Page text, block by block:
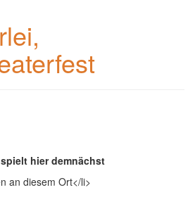
hier demnächst
an diesem Ort</li>